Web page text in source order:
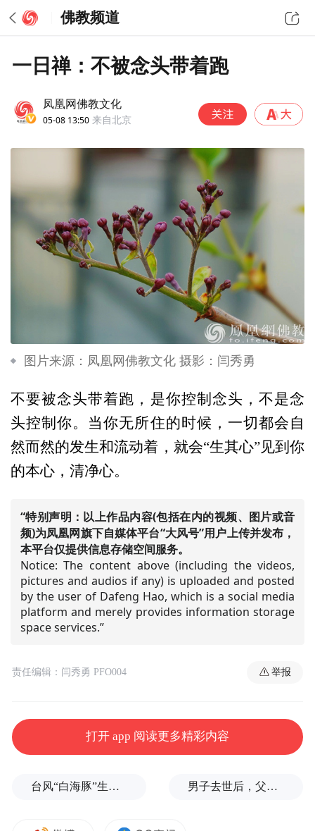
佛教频道
一日禅：不被念头带着跑
凤凰网佛教文化
05-08 13:50 来自北京
图片来源：凤凰网佛教文化 摄影：闫秀勇
不要被念头带着跑，是你控制念头，不是念
头控制你。当你无所住的时候，一切都会自
然而然的发生和流动着，就会“生其心”见到你
的本心，清净心。
“特别声明：以上作品内容(包括在内的视频、图片或音
频)为凤凰网旗下自媒体平台“大风号”用户上传并发布，
本平台仅提供信息存储空间服务。
Notice: The content above (including the videos,
pictures and audios if any) is uploaded and posted
by the user of Dafeng Hao, which is a social media
platform and merely provides information storage
space services.”
责任编辑：闫秀勇 PFO004 举报
打开 app 阅读更多精彩内容
台风“白海豚”生命史即将超过15天，是普通台风3倍以上，环流直径达1300公里 男子去世后，父母要求对孙子进行亲子鉴定，儿媳拒绝